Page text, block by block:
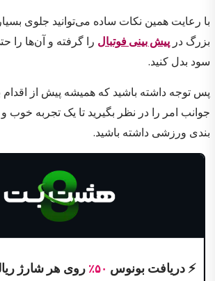
با رعایت همین نکات ساده می‌توانید جلوی
بزرگ درپیش بینی فوتبال را گرفته و آن‌ها را
سود بدل کنید.
پس توجه داشته باشید که همیشه پیش از
جوانب امر را در نظر بگیرید تا یک تجربه
بندی ورزشی داشته باشید.
⚡ دریافت بونوس ۵۰٪ روی هر شارژ